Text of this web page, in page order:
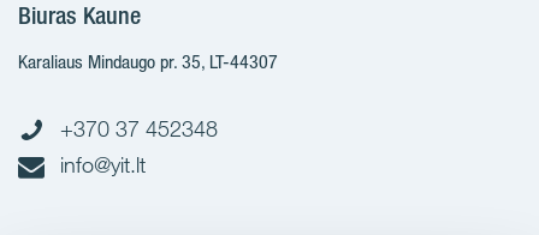
Biuras Kaune
Karaliaus Mindaugo pr. 35, LT-44307
+370 37 452348
info@yit.lt